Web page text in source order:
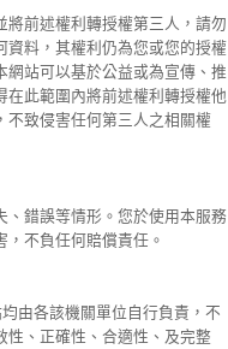
前述權利轉授權第三人，請勿
資料，其權利仍為您或您的授權
網站可以基於公益或為宣傳、推
在此範圍內將前述權利轉授權他
不致侵害任何第三人之相關權
錯誤等情形。您於使用本服務
不負任何賠償責任。
由各該機關單位自行負責，不
性、正確性、合適性、及完整